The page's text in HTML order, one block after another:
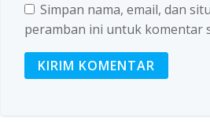
Simpan nama, email, dan
peramban ini untuk komentar